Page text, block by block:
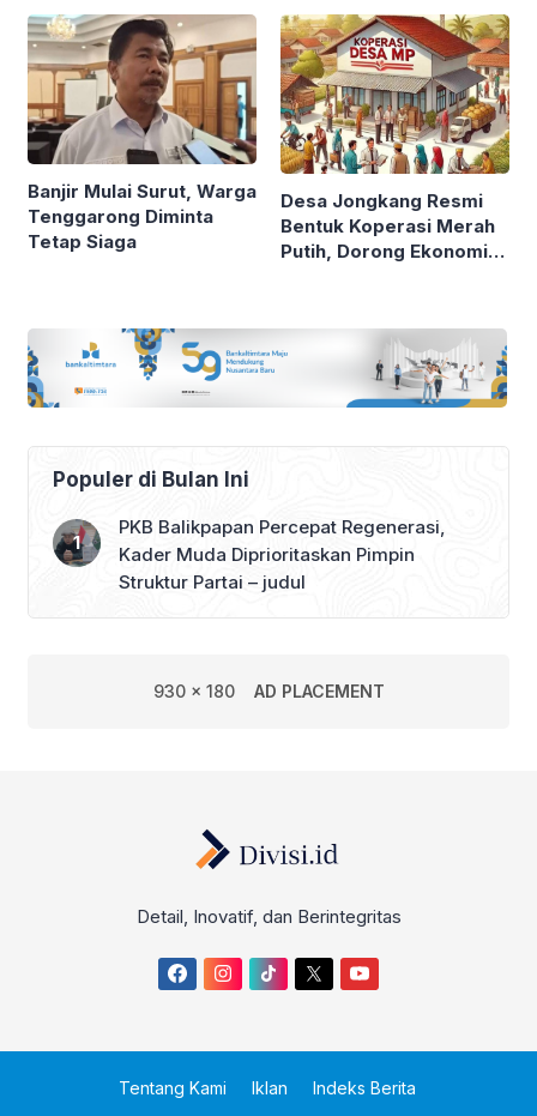
Solidaritas
Banjir Mulai Surut, Warga
Tenggarong Diminta
Tetap Siaga
Desa Jongkang Resmi
Bentuk Koperasi Merah
Putih, Dorong Ekonomi
Populer di Bulan Ini
PKB Balikpapan Percepat Regenerasi,
Kader Muda Diprioritaskan Pimpin
Struktur Partai – judul
930 x 180 AD PLACEMENT
Detail, Inovatif, dan Berintegritas
Tentang Kami Iklan
Indeks Berita